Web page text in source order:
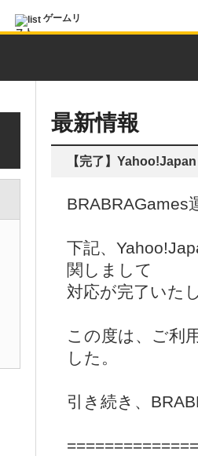
ゲームリ
スト
最新情報
【完了】
BRABRAGames
下記、
関しまして
対応が完了いた
この度は、ご利
した。
引き続き、